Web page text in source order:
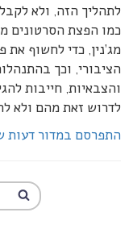
לתהליך הזה, ולא
כמו הפצת הסרטונים
מג’נין, כדי לחשוף
הציבורי, וכך
והצבאיות, חייבות
לדרוש זאת מהם ולא
התפרסם במדור דעות של